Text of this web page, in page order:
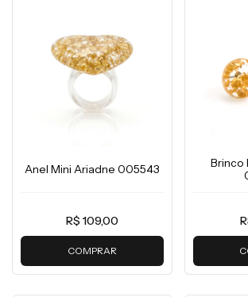
Anel Mini Ariadne 005543
R$ 109,00
COMPRAR
Brinco